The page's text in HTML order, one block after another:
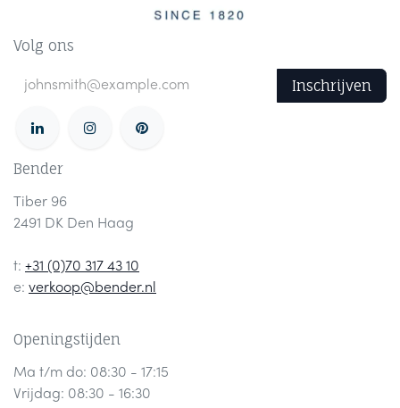
Volg ons
Inschrijven
Bender
Tiber 96
2491 DK Den Haag
t: +31 (0)70 317 43 10
e: verkoop@bender.nl
Openingstijden
Ma t/m do: 08:30 - 17:15
Vrijdag: 08:30 - 16:30